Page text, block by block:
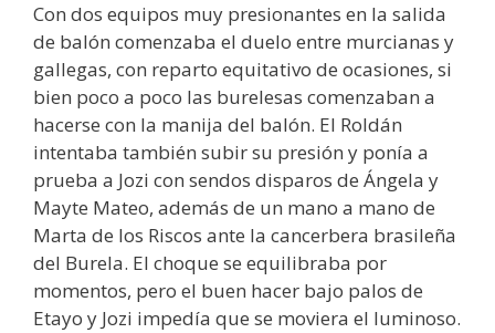
Con dos equipos muy presionantes en la salida
de balón comenzaba el duelo entre murcianas y
gallegas, con reparto equitativo de ocasiones, si
bien poco a poco las burelesas comenzaban a
hacerse con la manija del balón. El Roldán
intentaba también subir su presión y ponía a
prueba a Jozi con sendos disparos de Ángela y
Mayte Mateo, además de un mano a mano de
Marta de los Riscos ante la cancerbera brasileña
del Burela. El choque se equilibraba por
momentos, pero el buen hacer bajo palos de
Etayo y Jozi impedía que se moviera el luminoso.